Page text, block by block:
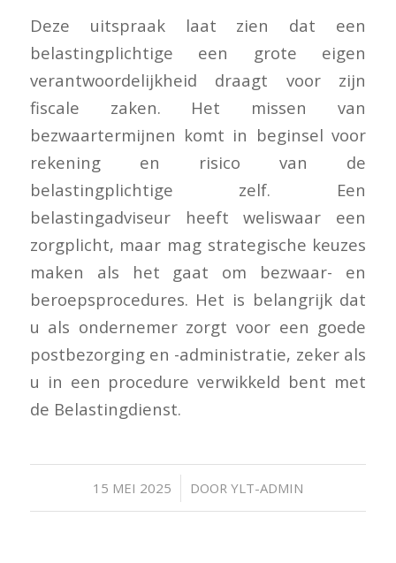
Deze uitspraak laat zien dat een
belastingplichtige een grote eigen
verantwoordelijkheid draagt voor zijn
fiscale zaken. Het missen van
bezwaartermijnen komt in beginsel voor
rekening en risico van de
belastingplichtige zelf. Een
belastingadviseur heeft weliswaar een
zorgplicht, maar mag strategische keuzes
maken als het gaat om bezwaar- en
beroepsprocedures. Het is belangrijk dat
u als ondernemer zorgt voor een goede
postbezorging en -administratie, zeker als
u in een procedure verwikkeld bent met
de Belastingdienst.
15 MEI 2025
/ DOOR YLT-ADMIN